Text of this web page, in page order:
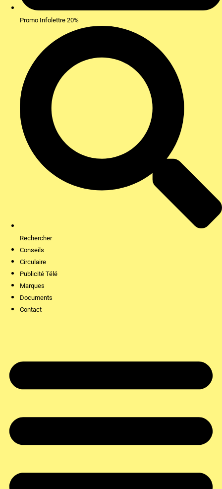
Promo Infolettre 20%
Rechercher
Conseils
Circulaire
Publicité Télé
Marques
Documents
Contact